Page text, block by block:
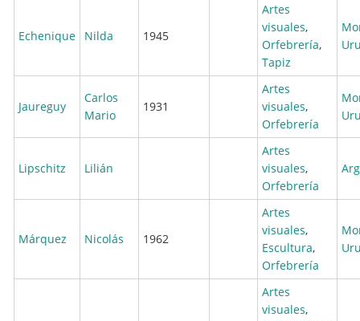
Echenique Nilda 1945
Artes
visuales,
Orfebrería,
Tapiz
Jaureguy
Carlos
Mario
1931
Artes
visuales,
Orfebrería
Lipschitz Lilián
Artes
visuales,
Orfebrería
Márquez Nicolás 1962
Artes
visuales,
Escultura,
Orfebrería
Artes
visuales,